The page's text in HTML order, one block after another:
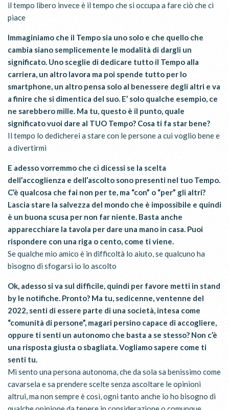
il tempo libero invece è il tempo che si occupa a fare ciò che ci
piace
Immaginiamo che il Tempo sia uno solo e che quello che
cambia siano semplicemente le modalità di dargli un
significato. Uno sceglie di dedicare tutto il Tempo alla
carriera, un altro lavora ma poi spende tutto per lo
smartphone, un altro pensa solo al benessere degli altri e va
a finire che si dimentica del suo. E’ solo qualche esempio, ce
ne sarebbero mille. Ma tu, questo è il punto, quale
significato vuoi dare al TUO Tempo? Cosa ti fa star bene?
Il tempo lo dedicherei a stare con le persone a cui voglio bene e
a divertirmi
E adesso vorremmo che ci dicessi se la scelta
dell’accoglienza e dell’ascolto sono presenti nel tuo Tempo.
C’è qualcosa che fai non per te, ma “con” o “per” gli altri?
Lascia stare la salvezza del mondo che è impossibile e quindi
è un buona scusa per non far niente. Basta anche
apparecchiare la tavola per dare una mano in casa. Puoi
rispondere con una riga o cento, come ti viene.
Se qualche mio amico è in difficoltà lo aiuto, se qualcuno ha
bisogno di sfogarsi io lo ascolto
Ok, adesso si va sul difficile, quindi per favore metti in stand
by le notifiche. Pronto? Ma tu, sedicenne, ventenne del
2022, senti di essere parte di una società, intesa come
“comunità di persone”, magari persino capace di accogliere,
oppure ti senti un autonomo che basta a se stesso? Non c’è
una risposta giusta o sbagliata. Vogliamo sapere come ti
senti tu.
Mi sento una persona autonoma, che da sola sa benissimo come
cavarsela e sa prendere scelte senza ascoltare le opinioni
altrui, ma non sempre è così, ogni tanto anche io ho bisogno di